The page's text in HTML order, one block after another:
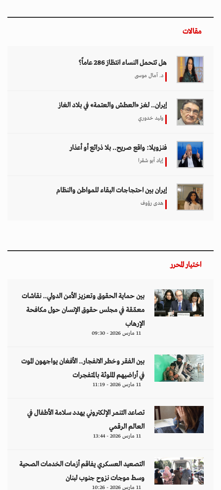
مقالات
هل تتحمل النساء انتظارَ 286 عاماً؟
د. آمال موسى
إيران.. لغز «العطش والعتمة» في بلاد الغاز
وليد خدوري
فنزويلا: واقع صريح.. بلا ذرائع أو أعذار
إياد أبو شقرا
إيران بين احتجاجات البقاء للمواطن والنظام
هدى رؤوف
اختيار المحرر
بين حماية الحقوق وتعزيز الأمن الدولي.. نقاشات
معمّقة في مجلس حقوق الإنسان حول مكافحة
الإرهاب
11 مارس 2026 - 09:30
بين الفقر وخطر الانفجار.. الأفغان يواجهون الموت
في أراضيهم الملوثة بالمتفجرات
11 مارس 2026 - 11:19
تصاعد التنمر الإلكتروني يهدد سلامة الأطفال في
العالم الرقمي
11 مارس 2026 - 13:44
التصعيد العسكري يفاقم أزمات الخدمات الصحية
وسط موجات نزوح جنوب لبنان
11 مارس 2026 - 10:26